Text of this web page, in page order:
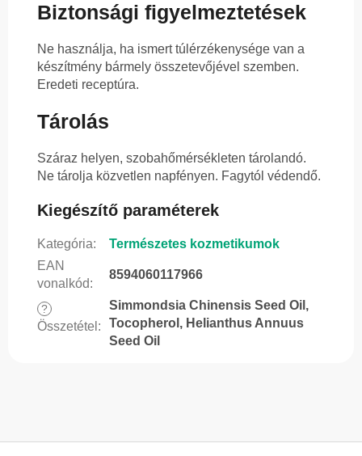
Biztonsági figyelmeztetések
Ne használja, ha ismert túlérzékenysége van a
készítmény bármely összetevőjével szemben.
Eredeti receptúra.
Tárolás
Száraz helyen, szobahőmérsékleten tárolandó.
Ne tárolja közvetlen napfényen. Fagytól védendő.
Kiegészítő paraméterek
Kategória:
Természetes kozmetikumok
EAN
vonalkód:
8594060117966
?
Összetétel :
Simmondsia Chinensis Seed Oil,
Tocopherol, Helianthus Annuus
Seed Oil